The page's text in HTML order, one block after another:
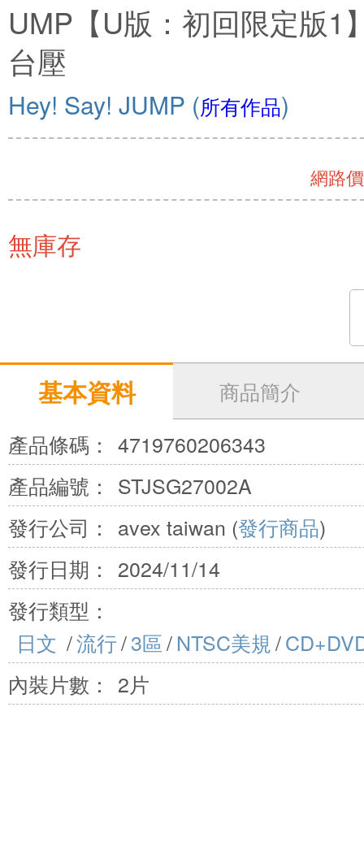
UMP【U版：初回限定版1
台壓
Hey! Say! JUMP (所有作品)
網路
無庫存
基本資料
商品簡介
產品條碼： 4719760206343
產品編號：
STJSG27002A
發行公司：
avex taiwan (發行商品)
發行日期：
2024/11/14
發行類型：
日文 /流行/3區/NTSC美規/
內裝片數：
2片